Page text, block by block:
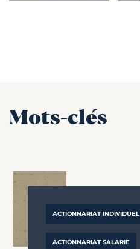
Mots-clés
ACTIONNARIAT INDIVIDUEL
ACTIONNARIAT SALARIE